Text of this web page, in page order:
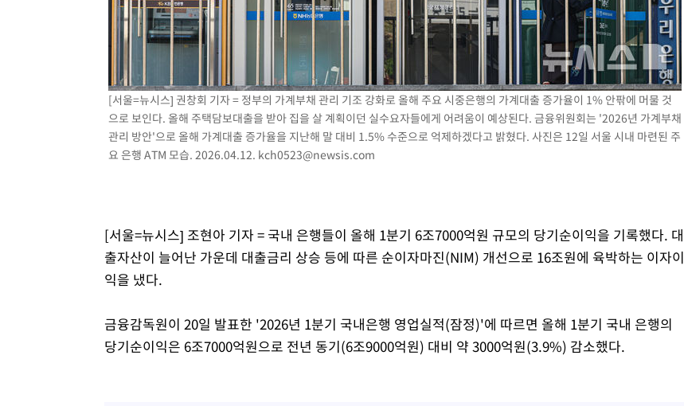
이강인, 오늘 서울서 AT마드리드 입단식…'전례 없는 특급대우'
'여긴 20도, 저긴 50도'…열화상 카메라로 본 폭염 저감시설 '온도차'
콜롬비아 신임 우파 대통령 취임 하루만에 차량폭탄 폭발 사건
튀르키예 외무장관, "메카 3국 방위협정은 이란이 목표 아냐 " 밝혀
이군이 불법 군시설 건설한 레바논 남부에서 레바논군 3명 폭발로 부상
[속보]美중부 사령관, 이스라엘 긴급방문 다중화된 전선 상황 논의
[서울=뉴시스] 권창회 기자 = 정부의 가계부채 관리 기조 강화로 올해 주요 시중은행의 가계대출 증가율이 1% 안팎에 머물 것
으로 보인다. 올해 주택담보대출을 받아 집을 살 계획이던 실수요자들에게 어려움이 예상된다. 금융위원회는 '2026년 가계부채
관리 방안'으로 올해 가계대출 증가율을 지난해 말 대비 1.5% 수준으로 억제하겠다고 밝혔다. 사진은 12일 서울 시내 마련된 주
요 은행 ATM 모습. 2026.04.12. kch0523@newsis.com
[서울=뉴시스] 조현아 기자 = 국내 은행들이 올해 1분기 6조7000억원 규모의 당기순이익을 기록했다. 대
출자산이 늘어난 가운데 대출금리 상승 등에 따른 순이자마진(NIM) 개선으로 16조원에 육박하는 이자이
익을 냈다.
금융감독원이 20일 발표한 '2026년 1분기 국내은행 영업실적(잠정)'에 따르면 올해 1분기 국내 은행의
당기순이익은 6조7000억원으로 전년 동기(6조9000억원) 대비 약 3000억원(3.9%) 감소했다.